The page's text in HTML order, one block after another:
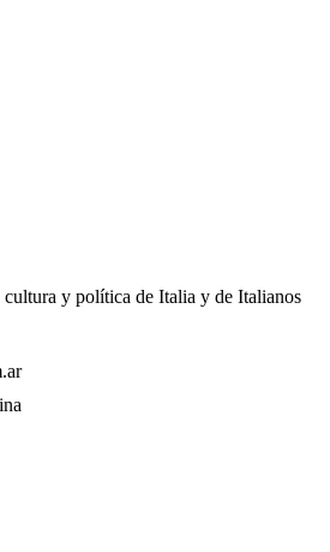
cultura y política de Italia y de Italianos